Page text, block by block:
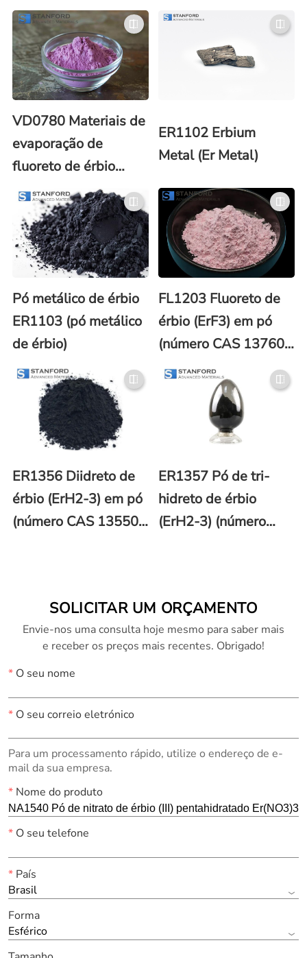
VD0780 Materiais de
evaporação de
fluoreto de érbio
(ErF3)
ER1102 Erbium
Metal (Er Metal)
Pó metálico de érbio
ER1103 (pó metálico
de érbio)
FL1203 Fluoreto de
érbio (ErF3) em pó
(número CAS 13760-
83-3)
ER1356 Diidreto de
érbio (ErH2-3) em pó
(número CAS 13550-
ER1357 Pó de tri-
hidreto de érbio
(ErH2-3) (número
SOLICITAR UM ORÇAMENTO
Envie-nos uma consulta hoje mesmo para saber mais
e receber os preços mais recentes. Obrigado!
*O seu nome
*O seu correio eletrónico
Para um processamento rápido, utilize o endereço de e-
mail da sua empresa.
*Nome do produto
*O seu telefone
*País
Brasil
Forma
Esférico